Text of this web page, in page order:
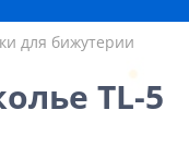
для бижутерии
TL-5